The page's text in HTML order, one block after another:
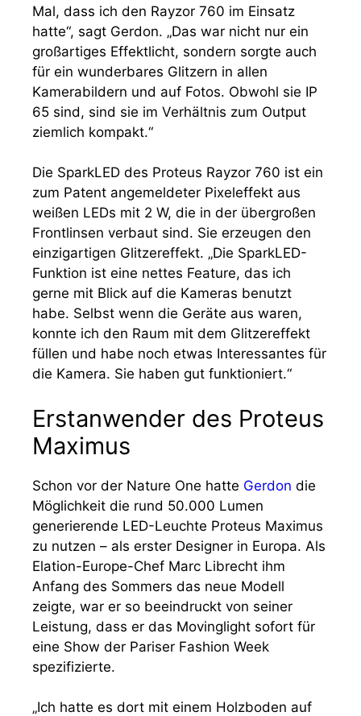
Mal, dass ich den Rayzor 760 im Einsatz
hatte“, sagt Gerdon. „Das war nicht nur ein
großartiges Effektlicht, sondern sorgte auch
für ein wunderbares Glitzern in allen
Kamerabildern und auf Fotos. Obwohl sie IP
65 sind, sind sie im Verhältnis zum Output
ziemlich kompakt.“
Die SparkLED des Proteus Rayzor 760 ist ein
zum Patent angemeldeter Pixeleffekt aus
weißen LEDs mit 2 W, die in der übergroßen
Frontlinsen verbaut sind. Sie erzeugen den
einzigartigen Glitzereffekt. „Die SparkLED-
Funktion ist eine nettes Feature, das ich
gerne mit Blick auf die Kameras benutzt
habe. Selbst wenn die Geräte aus waren,
konnte ich den Raum mit dem Glitzereffekt
füllen und habe noch etwas Interessantes für
die Kamera. Sie haben gut funktioniert.“
Erstanwender des Proteus
Maximus
Schon vor der Nature One hatte Gerdon die
Möglichkeit die rund 50.000 Lumen
generierende LED-Leuchte Proteus Maximus
zu nutzen – als erster Designer in Europa. Als
Elation-Europe-Chef Marc Librecht ihm
Anfang des Sommers das neue Modell
zeigte, war er so beeindruckt von seiner
Leistung, dass er das Movinglight sofort für
eine Show der Pariser Fashion Week
spezifizierte.
„Ich hatte es dort mit einem Holzboden auf